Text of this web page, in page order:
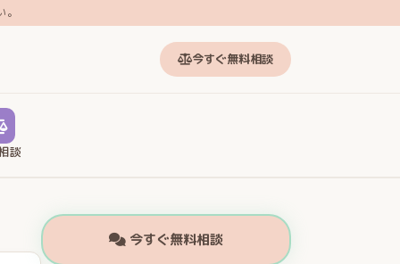
今すぐ無料相談
談
今すぐ無料相談